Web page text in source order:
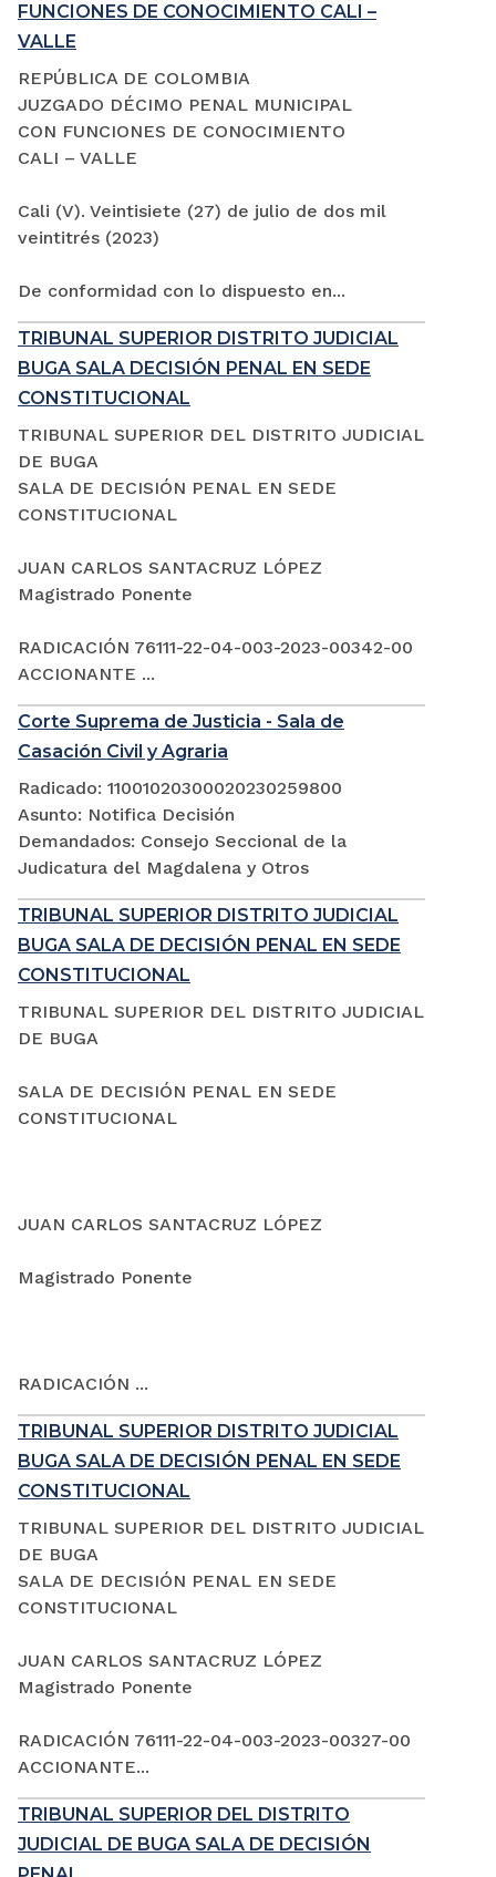
FUNCIONES DE CONOCIMIENTO CALI –
VALLE
REPÚBLICA DE COLOMBIA
JUZGADO DÉCIMO PENAL MUNICIPAL
CON FUNCIONES DE CONOCIMIENTO
CALI – VALLE
Cali (V). Veintisiete (27) de julio de dos mil
veintitrés (2023)
De conformidad con lo dispuesto en...
TRIBUNAL SUPERIOR DISTRITO JUDICIAL
BUGA SALA DECISIÓN PENAL EN SEDE
CONSTITUCIONAL
TRIBUNAL SUPERIOR DEL DISTRITO JUDICIAL
DE BUGA
SALA DE DECISIÓN PENAL EN SEDE
CONSTITUCIONAL
JUAN CARLOS SANTACRUZ LÓPEZ
Magistrado Ponente
RADICACIÓN 76111-22-04-003-2023-00342-00
ACCIONANTE ...
Corte Suprema de Justicia - Sala de
Casación Civil y Agraria
Radicado: 11001020300020230259800
Asunto: Notifica Decisión
Demandados: Consejo Seccional de la
Judicatura del Magdalena y Otros
TRIBUNAL SUPERIOR DISTRITO JUDICIAL
BUGA SALA DE DECISIÓN PENAL EN SEDE
CONSTITUCIONAL
TRIBUNAL SUPERIOR DEL DISTRITO JUDICIAL
DE BUGA
SALA DE DECISIÓN PENAL EN SEDE
CONSTITUCIONAL
JUAN CARLOS SANTACRUZ LÓPEZ
Magistrado Ponente
RADICACIÓN ...
TRIBUNAL SUPERIOR DISTRITO JUDICIAL
BUGA SALA DE DECISIÓN PENAL EN SEDE
CONSTITUCIONAL
TRIBUNAL SUPERIOR DEL DISTRITO JUDICIAL
DE BUGA
SALA DE DECISIÓN PENAL EN SEDE
CONSTITUCIONAL
JUAN CARLOS SANTACRUZ LÓPEZ
Magistrado Ponente
RADICACIÓN 76111-22-04-003-2023-00327-00
ACCIONANTE...
TRIBUNAL SUPERIOR DEL DISTRITO
JUDICIAL DE BUGA SALA DE DECISIÓN